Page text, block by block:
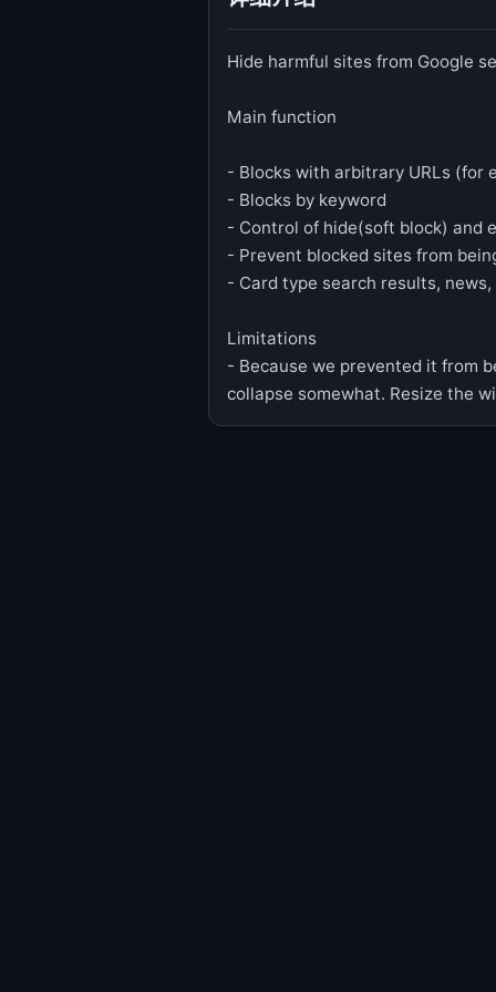
Hide harmful sites from Google
Main function
- Blocks with arbitrary URLs (for
- Blocks by keyword
- Control of hide(soft block) and
- Prevent blocked sites from
- Card type search results,
Limitations
- Because we prevented it from
collapse somewhat. Resize the